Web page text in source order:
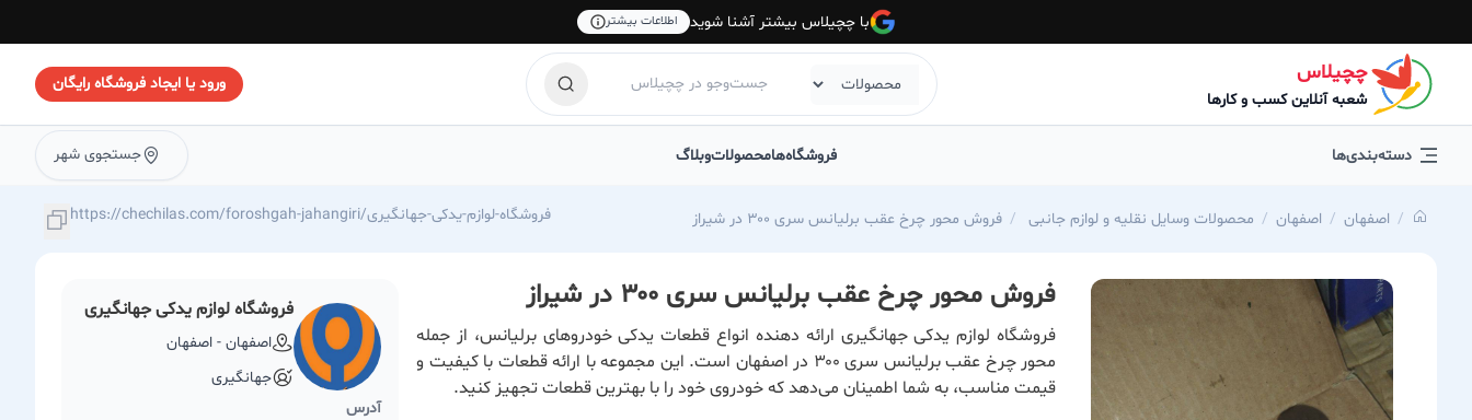
با چچیلاس بیشتر آشنا شوید اطلاعات بیشتر
چچیلاس
شعبه آنلاین کسب و کارها
ورود یا ایجاد فروشگاه رایگان
دسته‌بندی‌ها فروشگاه‌هامحصولاتوبلاگ جستجوی شهر
اصفهان اصفهان محصولات وسایل نقلیه و لوازم جانبی فروش محور چرخ عقب برلیانس سری ۳۰۰ در شیراز https://chechilas.com/foroshgah-jahangiri/فروشگاه-لوازم-یدکی-جهانگیری
فروش محور چرخ عقب برلیانس سری ۳۰۰ در شیراز
فروشگاه لوازم یدکی جهانگیری ارائه دهنده انواع قطعات یدکی خودروهای برلیانس، از جمله
محور چرخ عقب برلیانس سری ۳۰۰ در اصفهان است. این مجموعه با ارائه قطعات با کیفیت و
قیمت مناسب، به شما اطمینان می‌دهد که خودروی خود را با بهترین قطعات تجهیز کنید.
فروشگاه لوازم یدکی جهانگیری
اصفهان - اصفهان
جهانگیری
آدرس